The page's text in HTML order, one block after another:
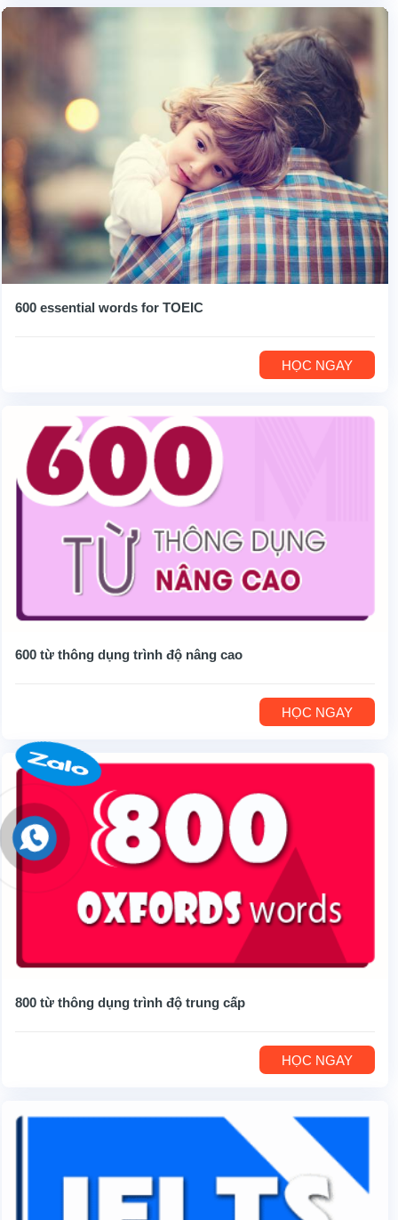
600 essential words for TOEIC
HỌC NGAY
600 từ thông dụng trình độ nâng cao
HỌC NGAY
800 từ thông dụng trình độ trung cấp
HỌC NGAY